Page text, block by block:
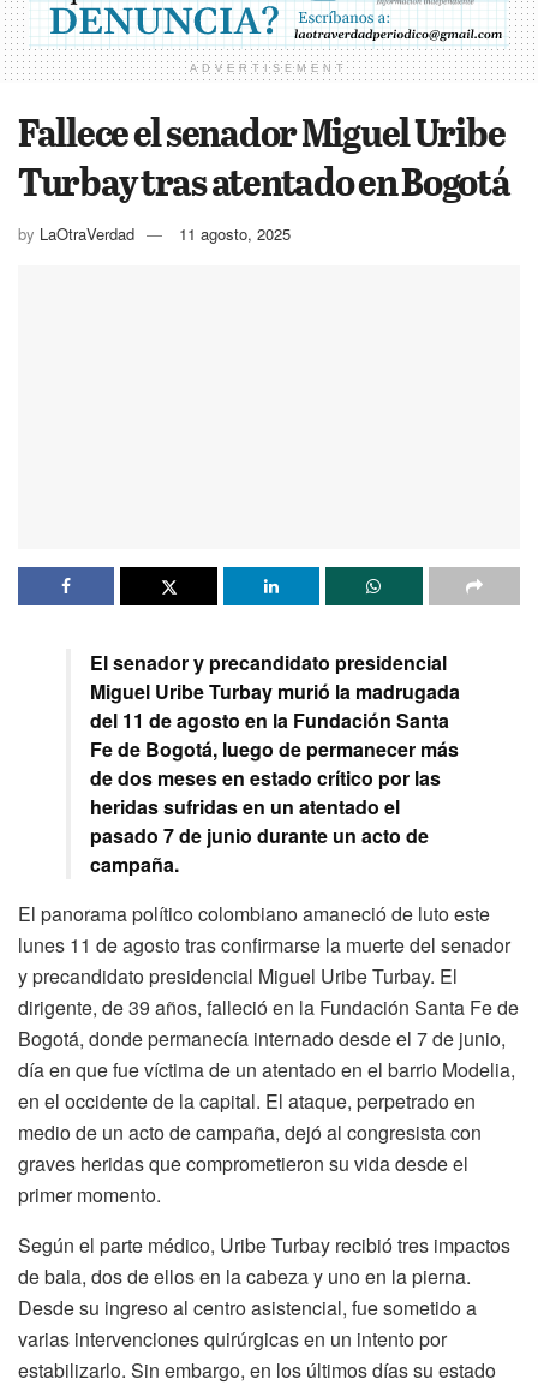
ADVERTISEMENT
Fallece el senador Miguel Uribe
Turbay tras atentado en Bogotá
by LaOtraVerdad 11 agosto, 2025
El senador y precandidato presidencial
Miguel Uribe Turbay murió la madrugada
del 11 de agosto en la Fundación Santa
Fe de Bogotá, luego de permanecer más
de dos meses en estado crítico por las
heridas sufridas en un atentado el
pasado 7 de junio durante un acto de
campaña.
El panorama político colombiano amaneció de luto este
lunes 11 de agosto tras confirmarse la muerte del senador
y precandidato presidencial Miguel Uribe Turbay. El
dirigente, de 39 años, falleció en la Fundación Santa Fe de
Bogotá, donde permanecía internado desde el 7 de junio,
día en que fue víctima de un atentado en el barrio Modelia,
en el occidente de la capital. El ataque, perpetrado en
medio de un acto de campaña, dejó al congresista con
graves heridas que comprometieron su vida desde el
primer momento.
Según el parte médico, Uribe Turbay recibió tres impactos
de bala, dos de ellos en la cabeza y uno en la pierna.
Desde su ingreso al centro asistencial, fue sometido a
varias intervenciones quirúrgicas en un intento por
estabilizarlo. Sin embargo, en los últimos días su estado